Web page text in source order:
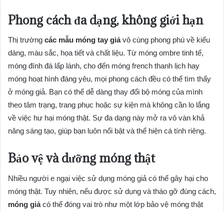
Phong cách đa dạng, không giới hạn
Thị trường các mẫu móng tay giảvô cùng phong phú về kiểu
dáng, màu sắc, họa tiết và chất liệu. Từ móng ombre tinh tế,
móng đính đá lấp lánh, cho đến móng french thanh lịch hay
móng hoạt hình đáng yêu, mọi phong cách đều có thể tìm thấy
ở móng giả. Bạn có thể dễ dàng thay đổi bộ móng của mình
theo tâm trạng, trang phục hoặc sự kiện mà không cần lo lắng
về việc hư hại móng thật. Sự đa dạng này mở ra vô vàn khả
năng sáng tạo, giúp bạn luôn nổi bật và thể hiện cá tính riêng.
Bảo vệ và dưỡng móng thật
Nhiều người e ngại việc sử dụng móng giả có thể gây hại cho
móng thật. Tuy nhiên, nếu được sử dụng và tháo gỡ đúng cách,
móng giảcó thể đóng vai trò như một lớp bảo vệ móng thật